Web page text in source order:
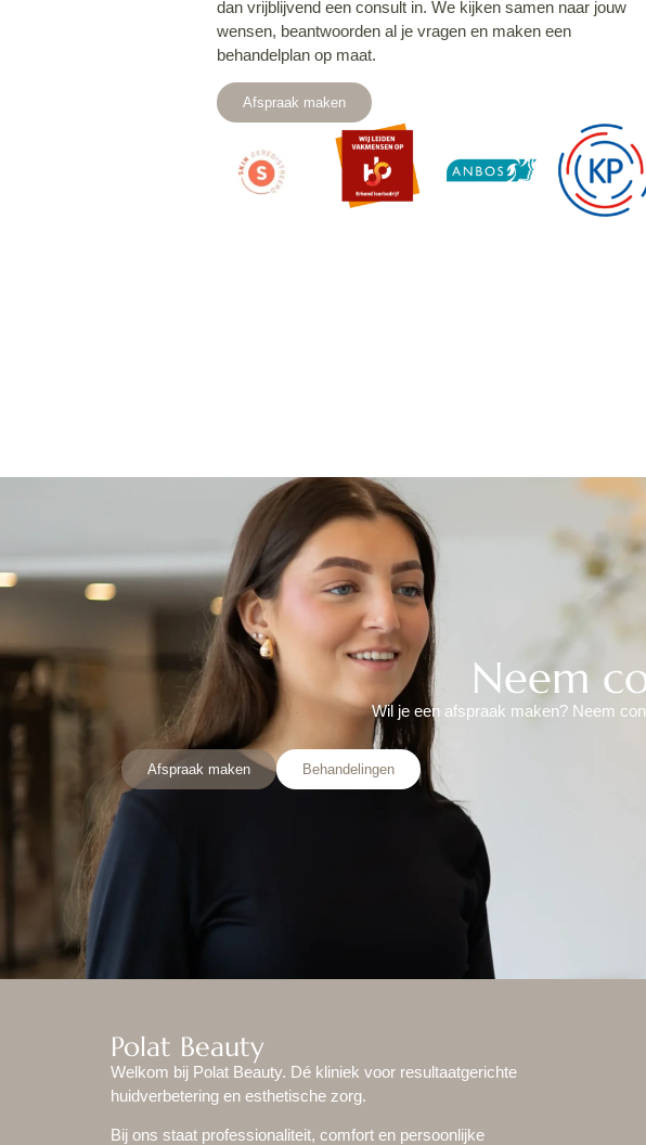
dan vrijblijvend een consult in. We kijken samen naar jouw
wensen, beantwoorden al je vragen en maken een
behandelplan op maat.
Afspraak maken
Neem
Wil je een afspraak maken? Neem
Afspraak maken Behandelingen
Polat Beauty
Welkom bij Polat Beauty. Dé kliniek voor resultaatgerichte
huidverbetering en esthetische zorg.
Bij ons staat professionaliteit, comfort en persoonlijke